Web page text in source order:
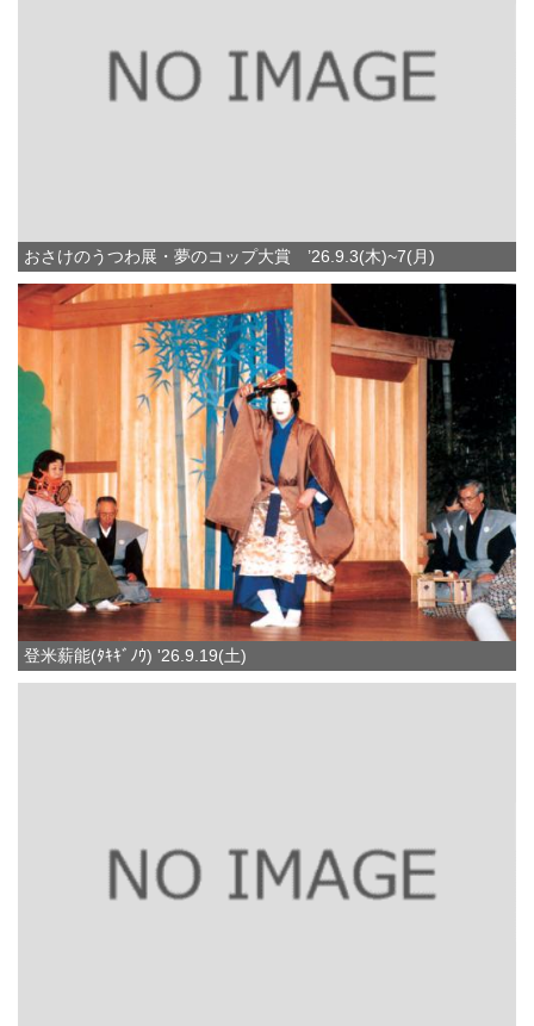
おさけのうつわ展・夢のコップ大賞 ’26.9.3(木)~7(月)
登米薪能(ﾀｷｷﾞﾉｳ) '26.9.19(土)